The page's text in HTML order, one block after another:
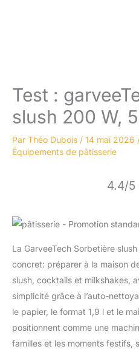
Test :
slush 200 W,
Par Théo Dubois / 14 mai 2026
Équipements de pâtisserie
4.4/5
La GarveeTech Sorbetière
concret: préparer à la maison
slush, cocktails et milkshakes,
simplicité grâce à l’auto-
le papier, le format 1,9 l et le
positionnent comme une
familles et les moments festifs,